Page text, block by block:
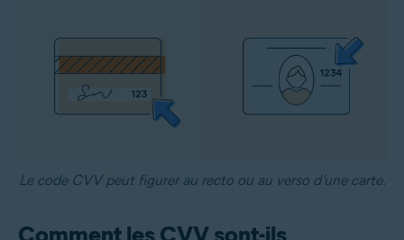
Le code CVV peut figurer au recto ou au verso d’une carte.